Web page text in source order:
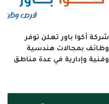
شركة أكوا باور تعلن توفر
وظائف بمجالات هندسية
وفنية وإدارية في عدة مناطق